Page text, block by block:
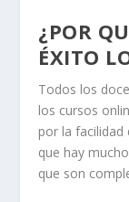
¿POR
ÉXITO
Todos los
los cursos
por la facilidad
que hay
que son